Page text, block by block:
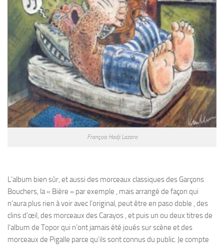
François Hadji Lazaro
L’album bien sûr, et aussi des morceaux classiques des Garçons
Bouchers, la « Bière » par exemple , mais arrangé de façon qui
n’aura plus rien à voir avec l’original, peut être en paso doble , des
clins d’œil, des morceaux des Carayos , et puis un ou deux titres de
l’album de Topor qui n’ont jamais été joués sur scène et des
morceaux de Pigalle parce qu’ils sont connus du public. Je compte